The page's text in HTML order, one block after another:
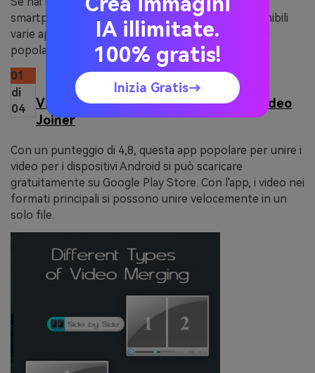
smartphone, puoi scaricare delle app. Sono disponibili
varie app Android, qui sotto sono elencate le 5 più
popolari in questa categoria.
01
di
04
Video Merge: Easy Video Merger & Video
Joiner
Con un punteggio di 4,8, questa app popolare per unire i
video per i dispositivi Android si può scaricare
gratuitamente su Google Play Store. Con l'app, i video nei
formati principali si possono unire velocemente in un
solo file.
IA illimitate.
100% gratis!
Inizia Gratis→